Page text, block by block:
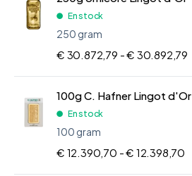
En stock
250 gram
€ 30.872,79 -€ 30.892,79
100g C. Hafner Lingot d'Or
En stock
100 gram
€ 12.390,70 -€ 12.398,70